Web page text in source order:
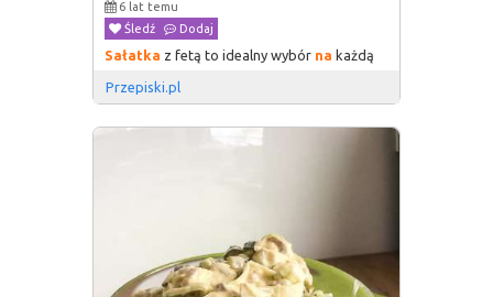
6 lat temu
Śledź
Dodaj
Sałatka z fetą to idealny wybór na każdą
Przepiski.pl